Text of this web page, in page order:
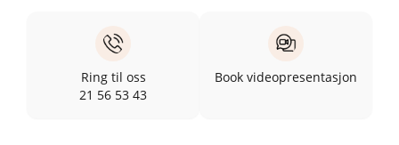
Ring til oss
21 56 53 43
Book videopresentasjon